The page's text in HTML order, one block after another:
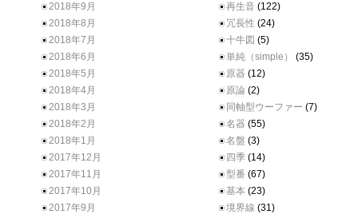
2018年9月
2018年8月
2018年7月
2018年6月
2018年5月
2018年4月
2018年3月
2018年2月
2018年1月
2017年12月
2017年11月
2017年10月
2017年9月
再生音 (122)
冗長性 (24)
十牛図 (5)
単純（simple）
(35)
原器 (12)
原論 (2)
同軸型ウーファー (7)
名器 (55)
名盤 (3)
四季 (14)
型番 (67)
基本 (23)
境界線 (31)